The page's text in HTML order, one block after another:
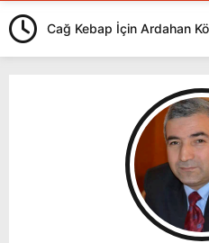
Cağ Kebap İçin Ardahan
Geliyorlar